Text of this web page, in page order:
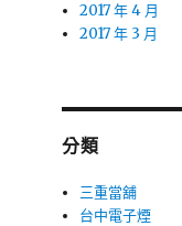
2017 年 4 月
2017 年 3 月
分類
三重當舖
台中電子煙